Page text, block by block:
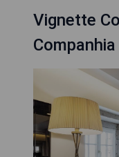
Vignette
Companhia